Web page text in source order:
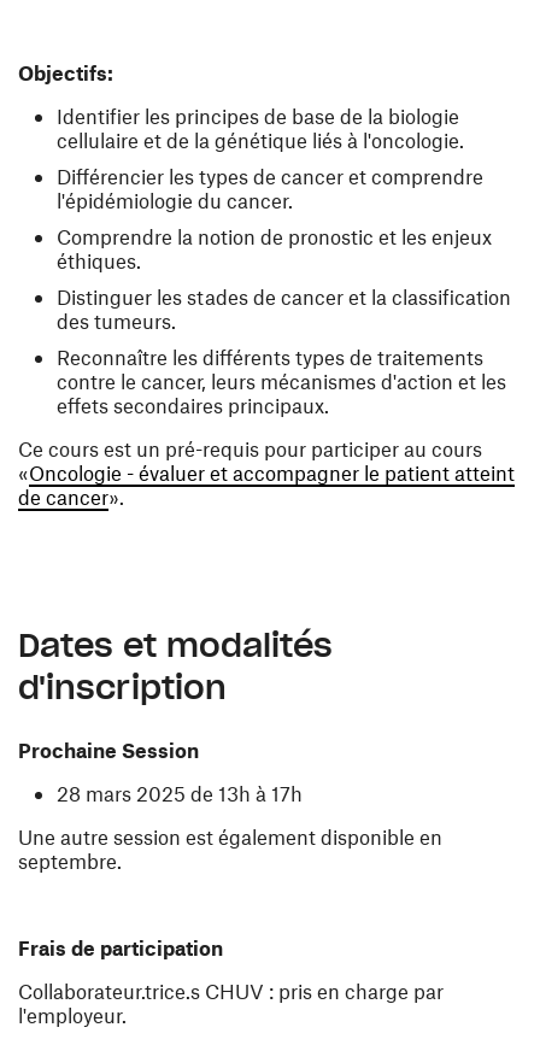
Objectifs:
Identifier les principes de base de la biologie
cellulaire et de la génétique liés à l'oncologie.
Différencier les types de cancer et comprendre
l'épidémiologie du cancer.
Comprendre la notion de pronostic et les enjeux
éthiques.
Distinguer les stades de cancer et la classification
des tumeurs.
Reconnaître les différents types de traitements
contre le cancer, leurs mécanismes d'action et les
effets secondaires principaux.
Ce cours est un pré-requis pour participer au cours
«Oncologie - évaluer et accompagner le patient atteint
de cancer(ouvre une nouvelle fenêtre)
».
Dates et modalités
d'inscription
Prochaine Session
28 mars 2025 de 13h à 17h
Une autre session est également disponible en
septembre.
Frais de participation
Collaborateur.trice.s CHUV : pris en charge par
l'employeur.